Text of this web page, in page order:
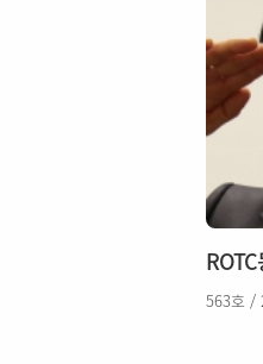
563호 /